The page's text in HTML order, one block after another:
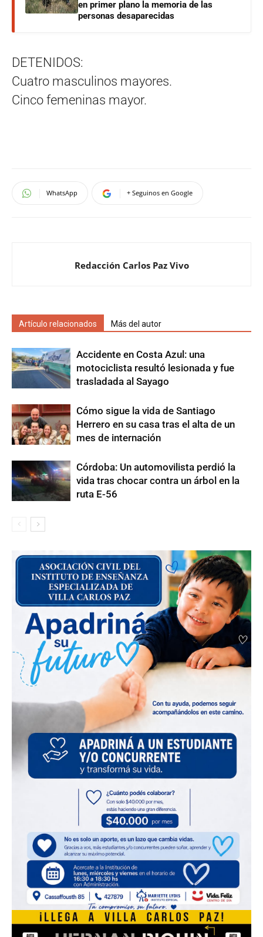
en primer plano la memoria de las
personas desaparecidas
DETENIDOS:
Cuatro masculinos mayores.
Cinco femeninas mayor.
WhatsApp + Seguinos en Google
Redacción Carlos Paz Vivo
Artículo relacionados Más del autor
Accidente en Costa Azul: una
motociclista resultó lesionada y fue
trasladada al Sayago
Cómo sigue la vida de Santiago
Herrero en su casa tras el alta de un
mes de internación
Córdoba: Un automovilista perdió la
vida tras chocar contra un árbol en la
ruta E-56